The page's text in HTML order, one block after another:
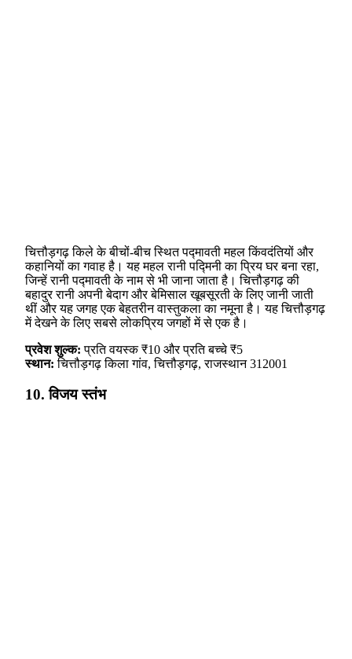
चित्तौड़गढ़ किले के बीचों-बीच स्थित पद्मावती महल किंवदंतियों और
कहानियों का गवाह है। यह महल रानी पद्मिनी का प्रिय घर बना रहा,
जिन्हें रानी पद्मावती के नाम से भी जाना जाता है। चित्तौड़गढ़ की
बहादुर रानी अपनी बेदाग और बेमिसाल खूबसूरती के लिए जानी जाती
थीं और यह जगह एक बेहतरीन वास्तुकला का नमूना है। यह चित्तौड़गढ़
में देखने के लिए सबसे लोकप्रिय जगहों में से एक है।
प्रवेश शुल्क: प्रति वयस्क ₹10 और प्रति बच्चे ₹5
स्थान: चित्तौड़गढ़ किला गांव, चित्तौड़गढ़, राजस्थान 312001
10. विजय स्तंभ